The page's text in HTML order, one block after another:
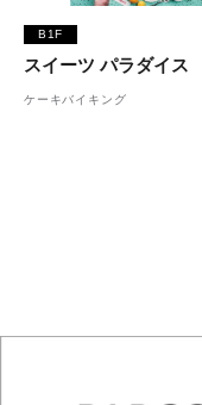
B1F
スイーツ パラダイス
ケーキバイキング